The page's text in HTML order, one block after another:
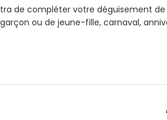
de compléter votre déguisement
ou de jeune-fille, carnaval,